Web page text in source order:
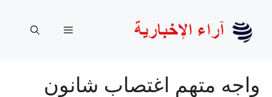
المحتوى
القائمة
واجه متهم اغتصاب شانون